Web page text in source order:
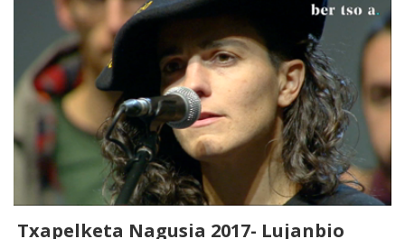
Txapelketa Nagusia 2017- Lujanbio